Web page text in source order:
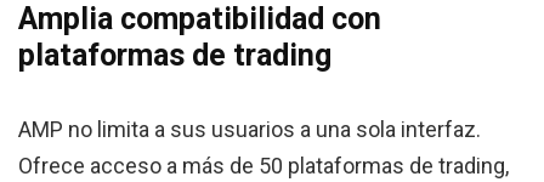
Amplia compatibilidad con
plataformas de trading
AMP no limita a sus usuarios a una sola interfaz.
Ofrece acceso a más de 50 plataformas de trading,